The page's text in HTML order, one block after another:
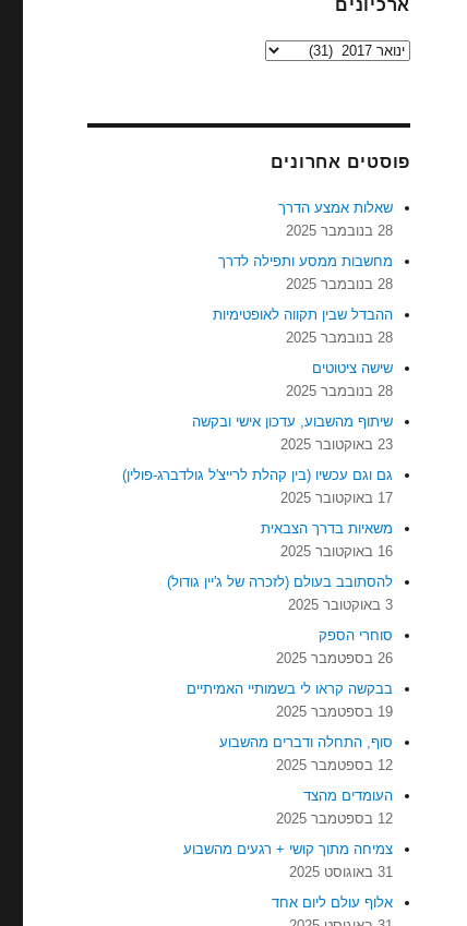
ארכיונים
ארכיונים
פוסטים אחרונים
שאלות אמצע הדרך
28 בנובמבר 2025
מחשבות ממסע ותפילה לדרך
28 בנובמבר 2025
ההבדל שבין תקווה לאופטימיות
28 בנובמבר 2025
שישה ציטוטים
28 בנובמבר 2025
שיתוף מהשבוע, עדכון אישי ובקשה
23 באוקטובר 2025
גם וגם עכשיו (בין קהלת לרייצ'ל גולדברג-פולין)
17 באוקטובר 2025
משאיות בדרך הצבאית
16 באוקטובר 2025
להסתובב בעולם (לזכרה של ג'יין גודול)
3 באוקטובר 2025
סוחרי הספק
26 בספטמבר 2025
בבקשה קראו לי בשמותיי האמיתיים
19 בספטמבר 2025
סוף, התחלה ודברים מהשבוע
12 בספטמבר 2025
העומדים מהצד
12 בספטמבר 2025
צמיחה מתוך קושי + רגעים מהשבוע
31 באוגוסט 2025
אלוף עולם ליום אחד